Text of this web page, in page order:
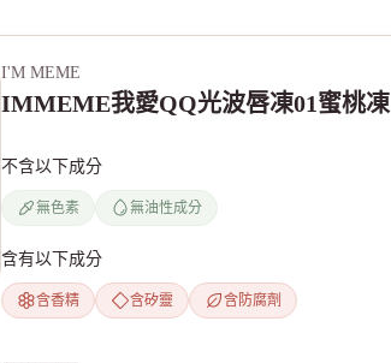
I'M MEME
IMMEME我愛QQ光波唇凍01蜜桃凍
不含以下成分
無色素 無油性成分
含有以下成分
含香精 含矽靈 含防腐劑